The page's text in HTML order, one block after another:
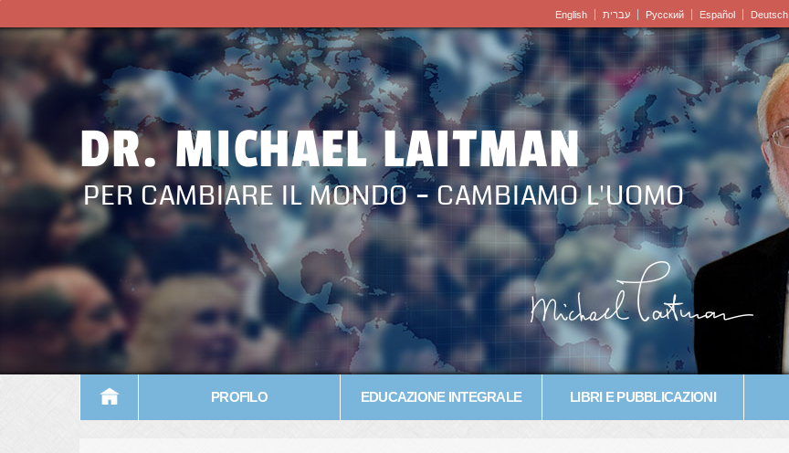
English עברית Pусский Español Deutsch
DR. MICHAEL LAITMAN
PER CAMBIARE IL MONDO – CAMBIAMO L'UOMO
PROFILO EDUCAZIONE INTEGRALE LIBRI E PUBBLICAZIONI